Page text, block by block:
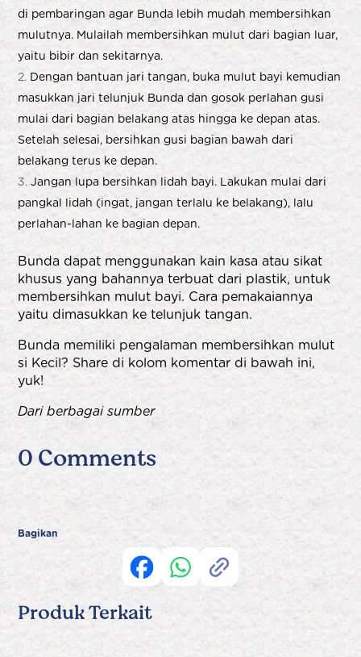
di pembaringan agar Bunda lebih mudah membersihkan
mulutnya. Mulailah membersihkan mulut dari bagian luar,
yaitu bibir dan sekitarnya.
Dengan bantuan jari tangan, buka mulut bayi kemudian
masukkan jari telunjuk Bunda dan gosok perlahan gusi
mulai dari bagian belakang atas hingga ke depan atas.
Setelah selesai, bersihkan gusi bagian bawah dari
belakang terus ke depan.
Jangan lupa bersihkan lidah bayi. Lakukan mulai dari
pangkal lidah (ingat, jangan terlalu ke belakang), lalu
perlahan-lahan ke bagian depan.
Bunda dapat menggunakan kain kasa atau sikat
khusus yang bahannya terbuat dari plastik, untuk
membersihkan mulut bayi. Cara pemakaiannya
yaitu dimasukkan ke telunjuk tangan.
Bunda memiliki pengalaman membersihkan mulut
si Kecil? Share di kolom komentar di bawah ini,
yuk!
Dari berbagai sumber
0 Comments
Bagikan
Produk Terkait